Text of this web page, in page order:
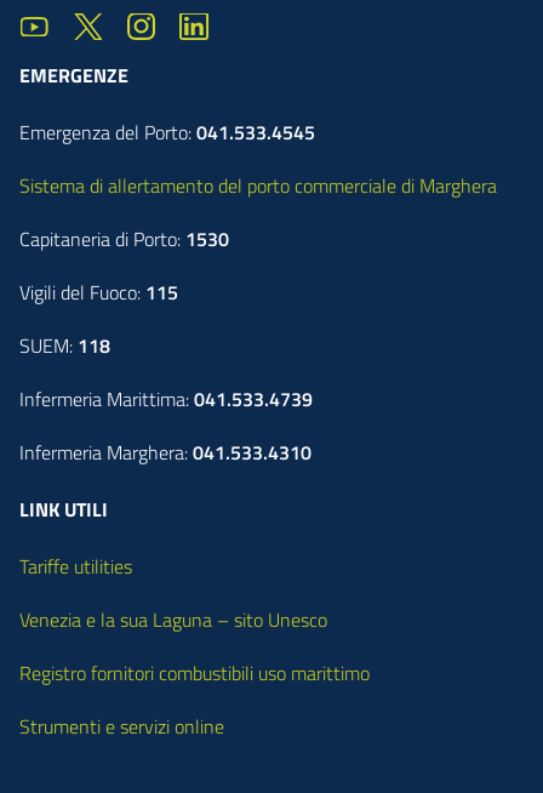
EMERGENZE
Emergenza del Porto:041.533.4545
Sistema di allertamento del porto commerciale di Marghera
Capitaneria di Porto: 1530
Vigili del Fuoco: 115
SUEM: 118
Infermeria Marittima:041.533.4739
Infermeria Marghera:041.533.4310
LINK UTILI
Tariffe utilities
Venezia e la sua Laguna – sito Unesco
Registro fornitori combustibili uso marittimo
Strumenti e servizi online